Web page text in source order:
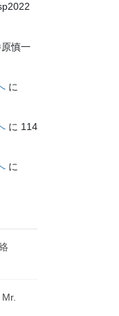
原慎一
に
に 114
に